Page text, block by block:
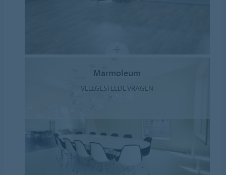
Marmoleum
VEELGESTELDE VRAGEN